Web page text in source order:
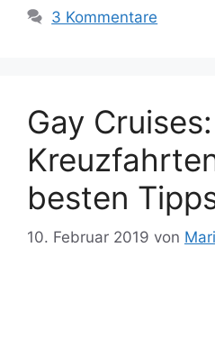
3 Kommentare
Gay
besten
10. Februar 2019 von